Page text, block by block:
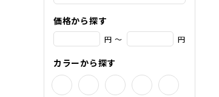
価格から探す
円 ～ 円
カラーから探す